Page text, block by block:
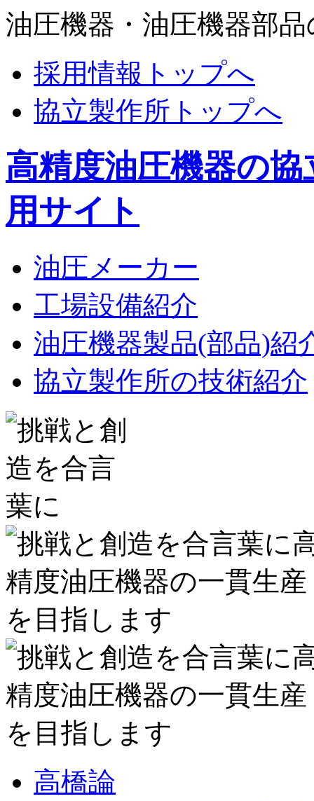
油圧機器・油圧機器部
採用情報トップへ
協立製作所トップへ
高精度油圧機器の
用サイト
油圧メーカー
工場設備紹介
油圧機器製品(部品)紹
協立製作所の技術紹介
高橋論